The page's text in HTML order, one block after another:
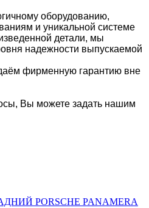
оборудованию,
и уникальной системе
детали, мы
надежности выпускаемой
фирменную гарантию вне
Вы можете задать нашим
PORSCHE PANAMERA